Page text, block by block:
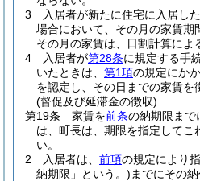
3
入居者が新たに住宅に入居し
場合において、その月の家賃期
その月の家賃は、日割計算によ
4
入居者が第28条に規定する手
いたときは、 第1項の規定にか
を認定し、その日までの家賃を
(督促及び延滞金の徴収)
第19条
家賃を前条の納期限まで
は、町長は、期限を指定してこ
い。
2
入居者は、 前項の規定により
納期限」という。) までにその